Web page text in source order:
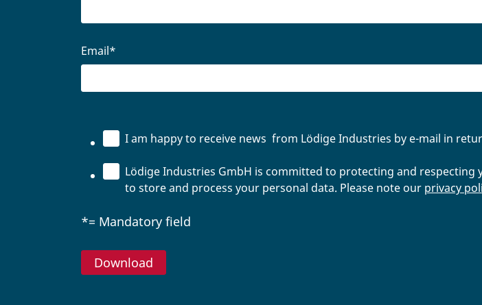
Email*
I am happy to receive news from Lödige Industries by e-mail in
Lödige Industries GmbH is committed to protecting and
to store and process your personal data. Please note our privacy
*= Mandatory field